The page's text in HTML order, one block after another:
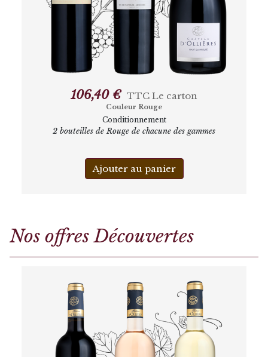
106,40 € TTC Le carton
Couleur Rouge
Conditionnement
2 bouteilles de Rouge de chacune des gammes
Ajouter au panier
Nos offres Découvertes